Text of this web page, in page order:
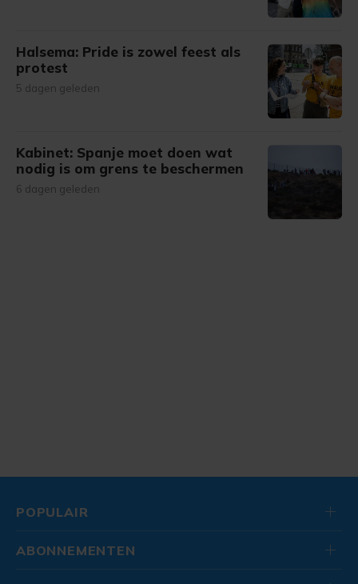
Halsema: Pride is zowel feest als
protest
5 dagen geleden
Kabinet: Spanje moet doen wat
nodig is om grens te beschermen
6 dagen geleden
POPULAIR
ABONNEMENTEN